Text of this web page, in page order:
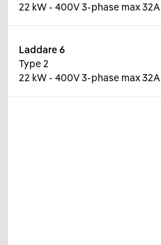
22 kW - 400V 3-phase max 32A
Laddare6
Type 2
22 kW - 400V 3-phase max 32A